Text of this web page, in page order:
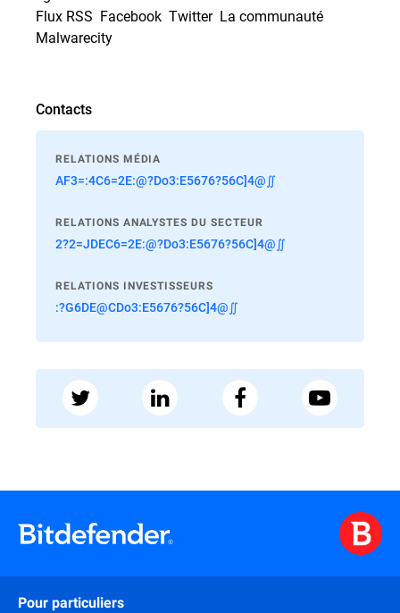
Flux RSS Facebook Twitter La communauté
Malwarecity
Contacts
RELATIONS MÉDIA
AF3=:4C6=2E:@?Do3:E5676?56C]4@∬
RELATIONS ANALYSTES DU SECTEUR
2?2=JDEC6=2E:@?Do3:E5676?56C]4@∬
RELATIONS INVESTISSEURS
:?G6DE@CDo3:E5676?56C]4@∬
Pour particuliers